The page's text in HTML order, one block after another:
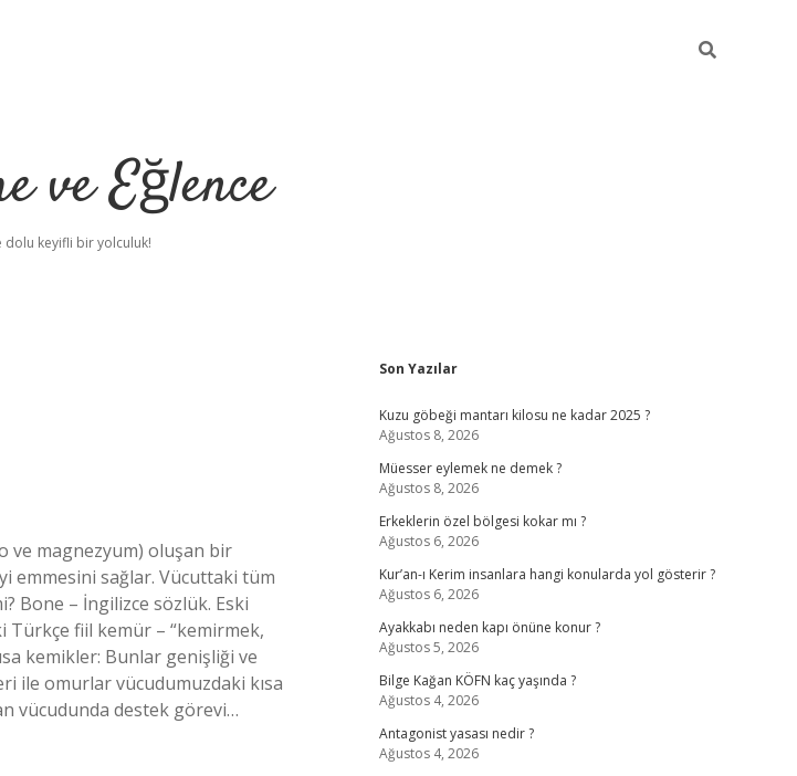
ve Eğlence
dolu keyifli bir yolculuk!
ve magnezyum) oluşan bir
emmesini sağlar. Vücuttaki tüm
Bone – İngilizce sözlük. Eski
Türkçe fiil kemür – “kemirmek,
kemikler: Bunlar genişliği ve
ile omurlar vücudumuzdaki kısa
vücudunda destek görevi…
Sidebar
Son Yazılar
Kuzu göbeği mantarı kilosu ne kadar 2025 ?
Ağustos 8, 2026
Müesser eylemek ne demek ?
Ağustos 8, 2026
Erkeklerin özel bölgesi kokar mı ?
Ağustos 6, 2026
Kur’an-ı Kerim insanlara hangi konularda yol gösterir ?
Ağustos 6, 2026
Ayakkabı neden kapı önüne konur ?
Ağustos 5, 2026
Bilge Kağan KÖFN kaç yaşında ?
Ağustos 4, 2026
Antagonist yasası nedir ?
Ağustos 4, 2026